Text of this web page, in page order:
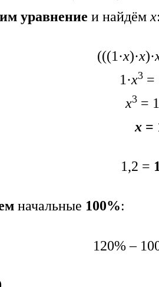
уравнение и найдём х:
(((1·х)·х)·
1·х3 =
х3 =
х =
1,2 =
начальные 100%:
120% –